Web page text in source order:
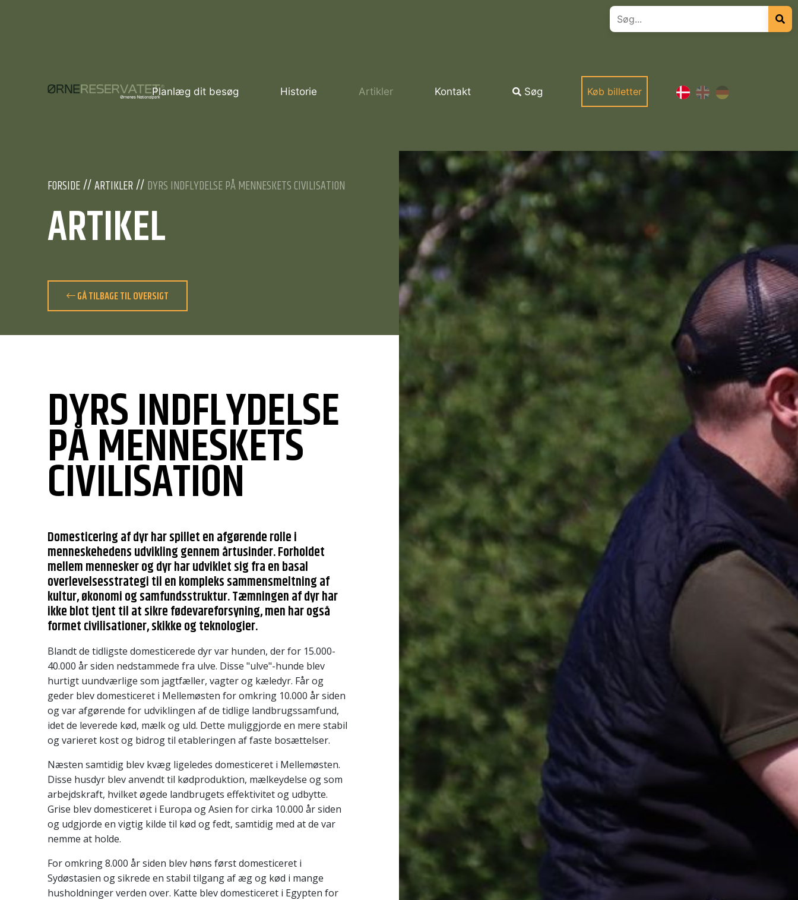
Planlæg dit besøg Historie Artikler Kontakt Søg Køb billetter
FORSIDE ARTIKLER DYRS INDFLYDELSE PÅ MENNESKETS CIVILISATION
ARTIKEL
GÅ TILBAGE TIL OVERSIGT
DYRS INDFLYDELSE
PÅ MENNESKETS
CIVILISATION
Domesticering af dyr har spillet en afgørende rolle i
menneskehedens udvikling gennem årtusinder. Forholdet
mellem mennesker og dyr har udviklet sig fra en basal
overlevelsesstrategi til en kompleks sammensmeltning af
kultur, økonomi og samfundsstruktur. Tæmningen af dyr har
ikke blot tjent til at sikre fødevareforsyning, men har også
formet civilisationer, skikke og teknologier.
Blandt de tidligste domesticerede dyr var hunden, der for 15.000-
40.000 år siden nedstammede fra ulve. Disse "ulve"-hunde blev
hurtigt uundværlige som jagtfæller, vagter og kæledyr. Får og
geder blev domesticeret i Mellemøsten for omkring 10.000 år siden
og var afgørende for udviklingen af de tidlige landbrugssamfund,
idet de leverede kød, mælk og uld. Dette muliggjorde en mere stabil
og varieret kost og bidrog til etableringen af faste bosættelser.
Næsten samtidig blev kvæg ligeledes domesticeret i Mellemøsten.
Disse husdyr blev anvendt til kødproduktion, mælkeydelse og som
arbejdskraft, hvilket øgede landbrugets effektivitet og udbytte.
Grise blev domesticeret i Europa og Asien for cirka 10.000 år siden
og udgjorde en vigtig kilde til kød og fedt, samtidig med at de var
nemme at holde.
For omkring 8.000 år siden blev høns først domesticeret i
Sydøstasien og sikrede en stabil tilgang af æg og kød i mange
husholdninger verden over. Katte blev domesticeret i Egypten for